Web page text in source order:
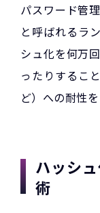
パスワード管
と呼ばれるラ
シュ化を何万
ったりするこ
ど）への耐性
ハッシ
術